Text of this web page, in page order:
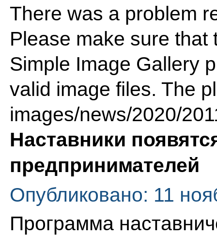
There was a problem
Please make sure
Simple Image Gallery
valid image files. The
images/news/2020/
Наставники
предпринимателей
Опубликовано: 11
Программа